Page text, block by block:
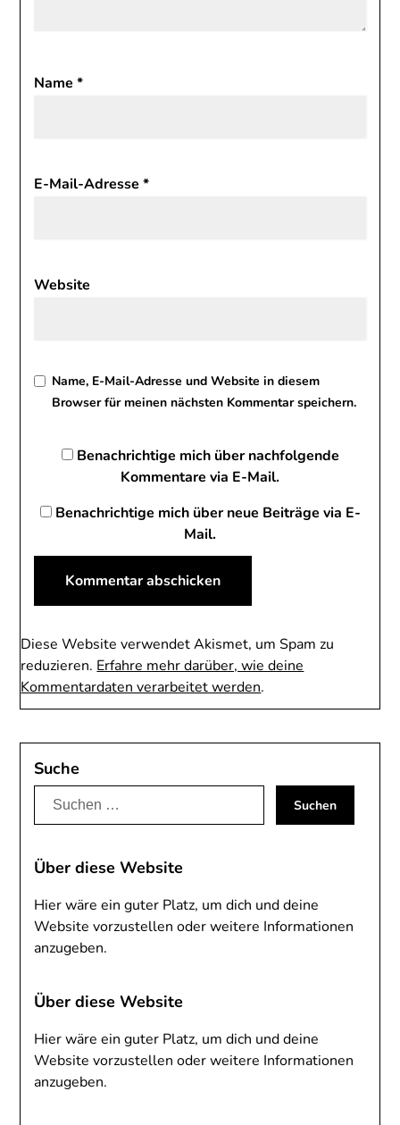
Name*
E-Mail-Adresse*
Website
Name, E-Mail-Adresse und Website in diesem
Browser für meinen nächsten Kommentar speichern.
Benachrichtige mich über nachfolgende
Kommentare via E-Mail.
Benachrichtige mich über neue Beiträge via E-
Mail.
Diese Website verwendet Akismet, um Spam zu
reduzieren. Erfahre mehr darüber, wie deine
Kommentardaten verarbeitet werden.
Suche
Suchen
Über diese Website
Hier wäre ein guter Platz, um dich und deine
Website vorzustellen oder weitere Informationen
anzugeben.
Über diese Website
Hier wäre ein guter Platz, um dich und deine
Website vorzustellen oder weitere Informationen
anzugeben.